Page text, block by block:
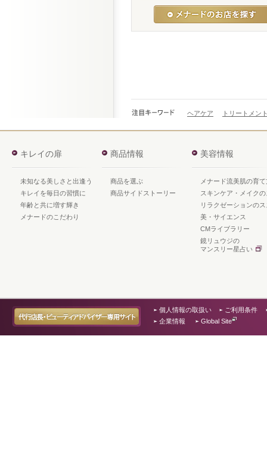
ヘアケア トリートメン
キレイの扉
未知なる美しさと出逢う
キレイを毎日の習慣に
年齢と共に増す輝き
メナードのこだわり
商品情報
商品を選ぶ
商品サイドストーリー
美容情報
メナード流美肌の育て
スキンケア・メイク
リラクゼーションの
美・サイエンス
CMライブラリー
鏡リュウジの
マンスリー星占い
個人情報の取扱い
ご利用条件
企業情報
Global Site